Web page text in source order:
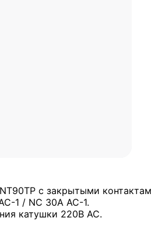
с закрытыми
1 / NC 30A AC-1.
катушки 220В АС.